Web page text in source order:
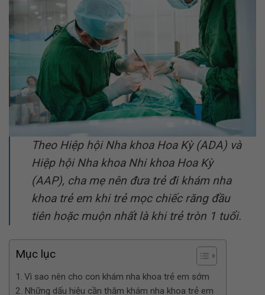
Theo Hiệp hội Nha khoa Hoa Kỳ (ADA) và
Hiệp hội Nha khoa Nhi khoa Hoa Kỳ
(AAP), cha mẹ nên đưa trẻ đi khám nha
khoa trẻ em khi trẻ mọc chiếc răng đầu
tiên hoặc muộn nhất là khi trẻ tròn 1 tuổi.
Mục lục
Vì sao nên cho con khám nha khoa trẻ em sớm
Những dấu hiệu cần thăm khám nha khoa trẻ em